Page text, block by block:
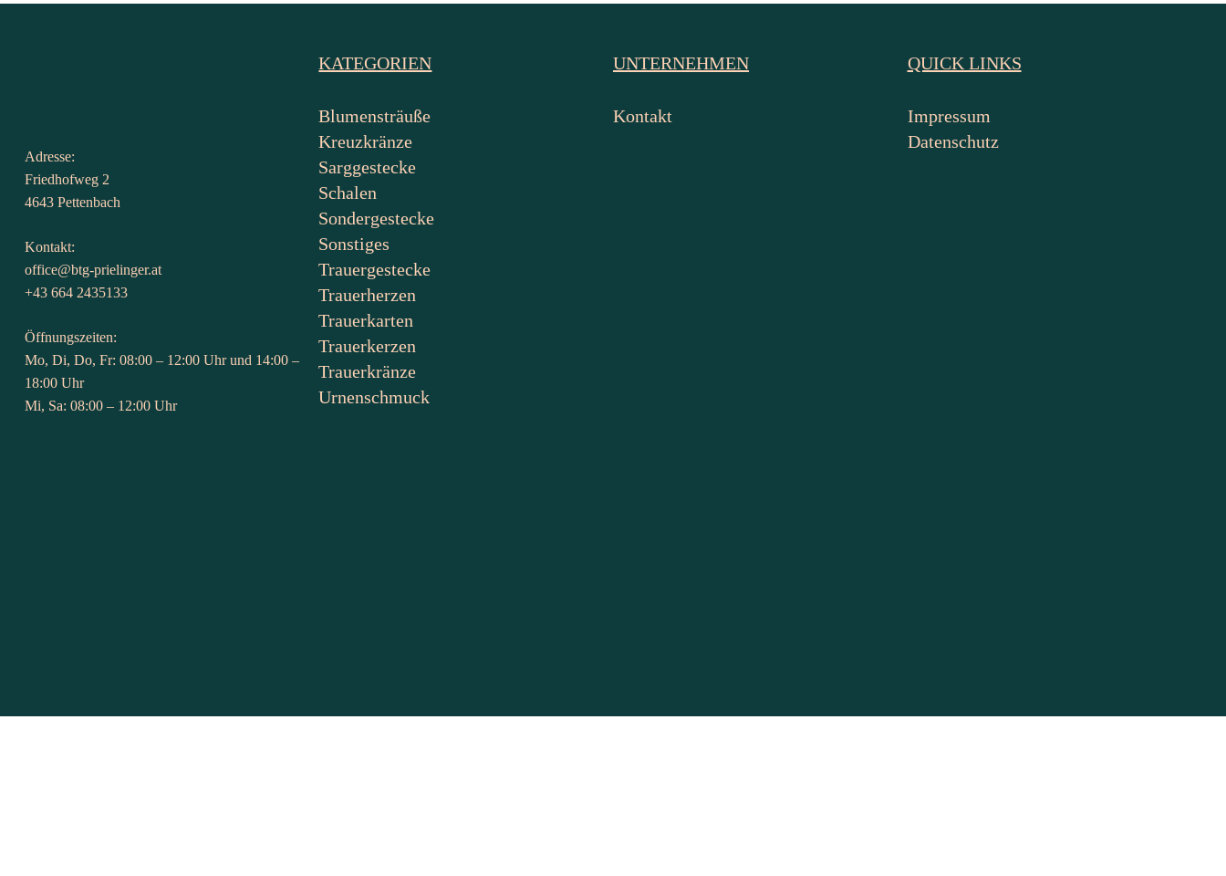
Adresse:
Friedhofweg 2
4643 Pettenbach
Kontakt:
office@btg-prielinger.at
+43 664 2435133
Öffnungszeiten:
Mo, Di, Do, Fr: 08:00 – 12:00 Uhr und 14:00 –
18:00 Uhr
Mi, Sa: 08:00 – 12:00 Uhr
KATEGORIEN
Blumensträuße
Kreuzkränze
Sarggestecke
Schalen
Sondergestecke
Sonstiges
Trauergestecke
Trauerherzen
Trauerkarten
Trauerkerzen
Trauerkränze
Urnenschmuck
UNTERNEHMEN
Kontakt
QUICK LINKS
Impressum
Datenschutz